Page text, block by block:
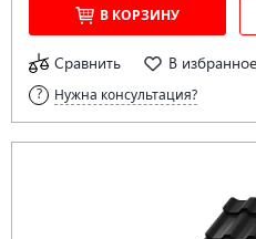
В КОРЗИНУ
Сравнить В избранное
Нужна консультация?